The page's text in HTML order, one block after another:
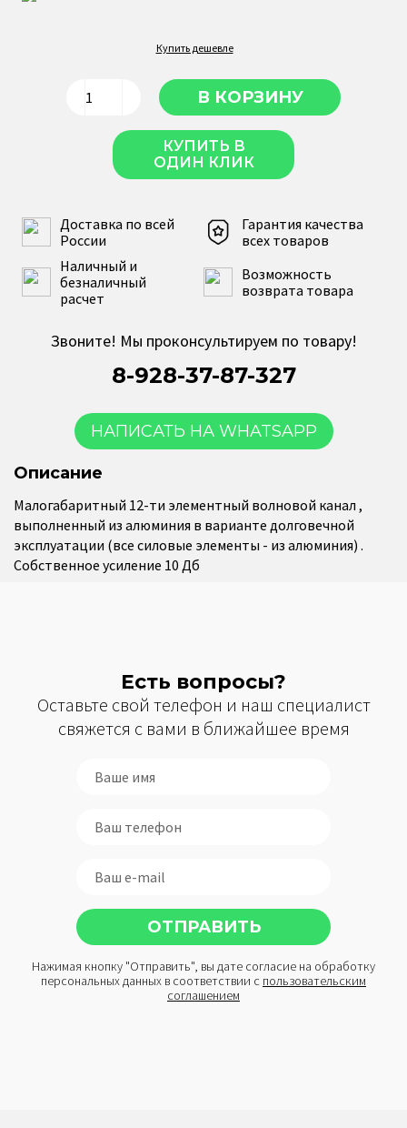
Купить дешевле
КУПИТЬ В
ОДИН КЛИК
Доставка по всей
России
Гарантия качества
всех товаров
Наличный и
безналичный
расчет
Возможность
возврата товара
Звоните! Мы проконсультируем по товару!
8-928-37-87-327
НАПИСАТЬ НА WHATSAPP
Описание
Малогабаритный 12-ти элементный волновой канал ,
выполненный из алюминия в варианте долговечной
эксплуатации (все силовые элементы - из алюминия) .
Собственное усиление 10 Дб
Есть вопросы?
Оставьте свой телефон и наш специалист
свяжется с вами в ближайшее время
Нажимая кнопку "Отправить", вы дате согласие на обработку
персональных данных в соответствии с пользовательским
соглашением